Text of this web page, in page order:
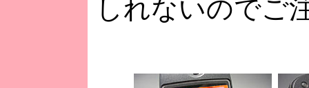
しれないのでご